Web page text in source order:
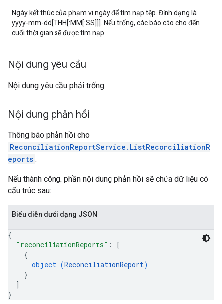
Ngày kết thúc của phạm vi ngày để tìm nạp tệp. Định dạng là
yyyy-mm-dd[THH[:MM[:SS]]]. Nếu trống, các báo cáo cho đến
cuối thời gian sẽ được tìm nạp.
Nội dung yêu cầu
Nội dung yêu cầu phải trống.
Nội dung phản hồi
Thông báo phản hồi cho
ReconciliationReportService.ListReconciliationR
eports .
Nếu thành công, phần nội dung phản hồi sẽ chứa dữ liệu có
cấu trúc sau:
Biểu diễn dưới dạng JSON
{
"reconciliationReports" :
[
{
object (ReconciliationReport)
}
]
}